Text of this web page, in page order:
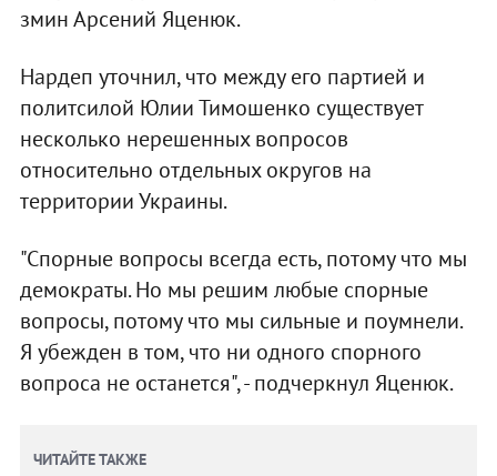
змин Арсений Яценюк.
Нардеп уточнил, что между его партией и
политсилой Юлии Тимошенко существует
несколько нерешенных вопросов
относительно отдельных округов на
территории Украины.
"Спорные вопросы всегда есть, потому что мы
демократы. Но мы решим любые спорные
вопросы, потому что мы сильные и поумнели.
Я убежден в том, что ни одного спорного
вопроса не останется", - подчеркнул Яценюк.
ЧИТАЙТЕ ТАКЖЕ